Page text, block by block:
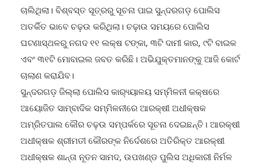
ଚାଲିଥିଲା। ବିଶ୍ବସ୍ତ ସୂତ୍ରରୁ ସୂଚନା ପାଇ ସୁନ୍ଦରଗଡ଼ ପୋଲିସ
ଅତର୍କିତ ‌ଭାବେ ଚଢ଼ଉ କରିଥିଲା। ଚଢ଼ାଉ ସମୟରେ ପୋଲିସ
ଘଟଣାସ୍ଥଳରୁ ନଗଦ ୧୧ ଲକ୍ଷ ଟଙ୍କା, ୩ଟି ଦାମୀ କାର, ୯ଟି ବାଇକ
ଏବଂ ୩୧ଟି ମୋବାଇଲ ଜବତ କରିଛି। ଅଭିଯୁକ୍ତମାନଙ୍କୁ ଆଜି କୋର୍ଟ
ଚାଲାଣ କରାଯିବ।
ସୁନ୍ଦରଗଡ଼ ଜିଲ୍ଲା ‌ପୋଲିସ କାର‌୍ୟ୍ୟାଳୟ ସମ୍ମିଳନୀ କକ୍ଷରେ
ଆୟୋଜିତ ସାମ୍ବାଦିକ ସମ୍ମିଳନୀରେ ଆରକ୍ଷୀ ଅଧୀକ୍ଷକ
ଅମ୍ରିତପାଲ କୌର ଚଢ଼ଉ ସମ୍ପର୍କରେ ସୂଚନା ଦେଇଛନ୍ତି। ଆରକ୍ଷୀ
ଅଧୀକ୍ଷକ ଶ୍ରୀମତୀ କୌରଙ୍କ ନିର୍ଦେଶରେ ଅତିରିକ୍ତ ଆରକ୍ଷୀ
ଅଧୀକ୍ଷକ ଶାନ୍ତା ନୂତନ ସାମଦ, ଉପଖଣ୍ଡ ପୁଲିସ ଅଧିକାରୀ ନିର୍ମଳ